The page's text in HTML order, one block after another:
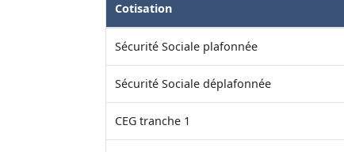
Cotisation
Sécurité Sociale plafonnée
Sécurité Sociale déplafonnée
CEG tranche 1